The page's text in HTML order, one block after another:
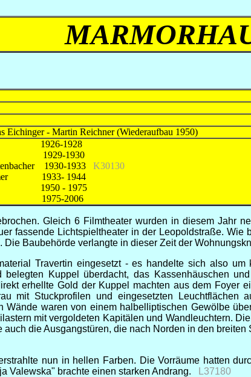
Eichinger - Martin Reichner (Wiederaufbau 1950)
1926-1928
1929-1930
1930-1933 K30130
1933- 1944
- 1975
2006
Gleich 6 Filmtheater wurden in diesem Jahr
fassende Lichtspieltheater in der Leopoldstraße.
Baubehörde verlangte in dieser Zeit der
Travertin eingesetzt - es handelte sich also
Kuppel überdacht, das Kassenhäuschen
erhellte Gold der Kuppel machten aus dem Foyer
mit Stuckprofilen und eingesetzten
Wände waren von einem halbelliptischen Gewölbe
mit vergoldeten Kapitälen und Wandleuchtern.
die Ausgangstüren, die nach Norden in den
nun in hellen Farben. Die Vorräume hatten
Valewska" brachte einen starken Andrang.
L37180